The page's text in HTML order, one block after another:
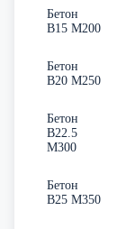
Бетон
В15 М200
Бетон
В20 М250
Бетон
В22.5
М300
Бетон
В25 М350